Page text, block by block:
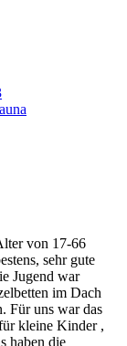
von 17-66
sehr gute
Jugend war
im Dach
Für uns war das
kleine Kinder ,
haben die